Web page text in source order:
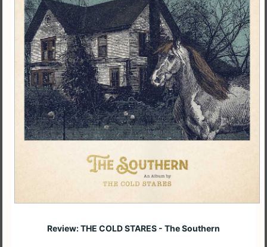
Review: THE COLD STARES - The Southern